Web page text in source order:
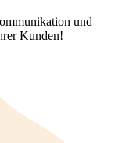
und
Kunden!